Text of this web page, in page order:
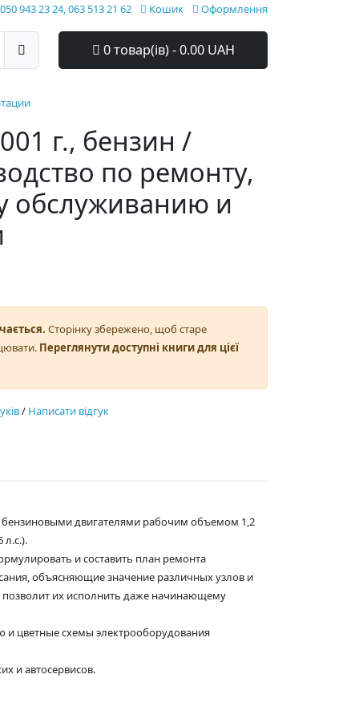
943 23 24, 063 513 21 62 Кошик Оформлення
0 товар(ів) - 0.00 UAH
г., бензин /
по ремонту,
обслуживанию и
Сторінку збережено, щоб старе
Переглянути доступні книги для цієї
/ Написати відгук
бензиновыми двигателями рабочим объемом 1,2
л.с.).
и составить план ремонта
объясняющие значение различных узлов и
их исполнить даже начинающему
и цветные схемы электрооборудования
и автосервисов.